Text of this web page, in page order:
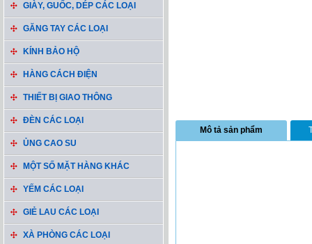
GIÀY, GUỐC, DÉP CÁC LOẠI
GĂNG TAY CÁC LOẠI
KÍNH BẢO HỘ
HÀNG CÁCH ĐIỆN
THIẾT BỊ GIAO THÔNG
ĐÈN CÁC LOẠI
ỦNG CAO SU
MỘT SỐ MẶT HÀNG KHÁC
YẾM CÁC LOẠI
GIẺ LAU CÁC LOẠI
XÀ PHÒNG CÁC LOẠI
Mô tả sản phẩm